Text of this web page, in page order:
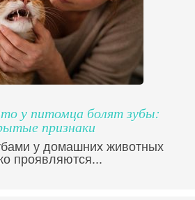
у питомца болят зубы:
признаки
у домашних животных
проявляются...